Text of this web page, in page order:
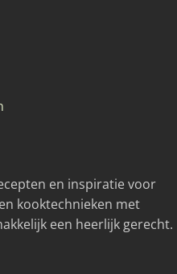
en inspiratie voor
kooktechnieken met
een heerlijk gerecht.